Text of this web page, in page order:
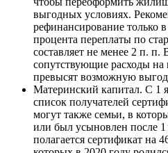
выгодных условиях.
рефинансирование только
процента переплаты по
составляет не менее 2 п. п.
сопутствующие расходы
превысят возможную
Материнский капитал. С 1
список получателей
могут также семьи, в
или был усыновлен после
полагается сертификат на